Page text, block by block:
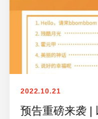
2022.10.21
预告重磅来袭 |